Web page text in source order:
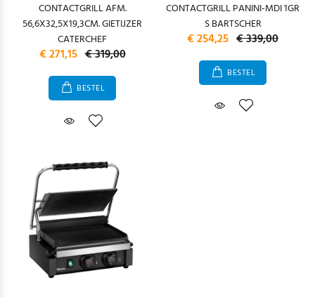
CONTACTGRILL AFM.
56,6X32,5X19,3CM. GIETIJZER
CATERCHEF
€ 271,15 € 319,00
BESTEL
CONTACTGRILL PANINI-MDI 1GR
S BARTSCHER
€ 254,25 € 339,00
BESTEL